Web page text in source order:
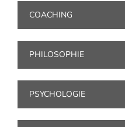
COACHING
PHILOSOPHIE
PSYCHOLOGIE